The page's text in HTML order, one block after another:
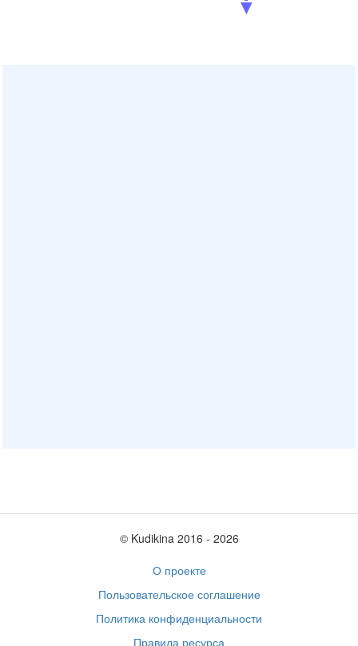
© Kudikina 2016 ‐ 2026
О проекте
Пользовательское соглашение
Политика конфиденциальности
Правила ресурса